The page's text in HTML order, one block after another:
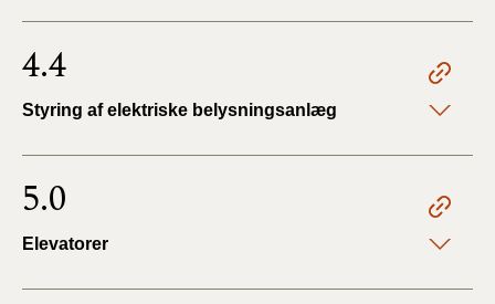
4.4
Styring af elektriske belysningsanlæg
5.0
Elevatorer